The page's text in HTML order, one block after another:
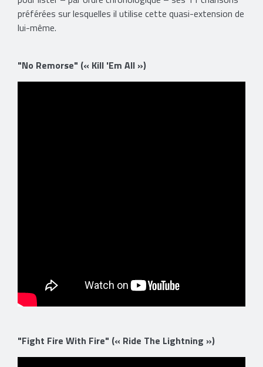
préférées sur lesquelles il utilise cette quasi-extension de
lui-même.
"No Remorse" (« Kill 'Em All »)
"Fight Fire With Fire" (« Ride The Lightning »)